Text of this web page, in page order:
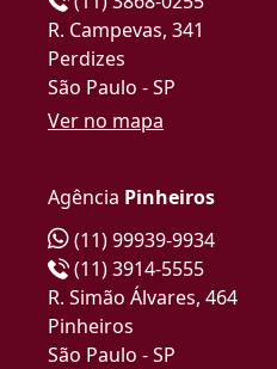
R. Campevas, 341
Perdizes
São Paulo - SP
Ver no mapa
Agência Pinheiros
(11) 99939-9934
(11) 3914-5555
R. Simão Álvares, 464
Pinheiros
São Paulo - SP